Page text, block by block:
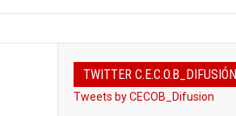
TWITTER C.E.C.O.B_DIFUSIÓN
Tweets by CECOB_Difusion